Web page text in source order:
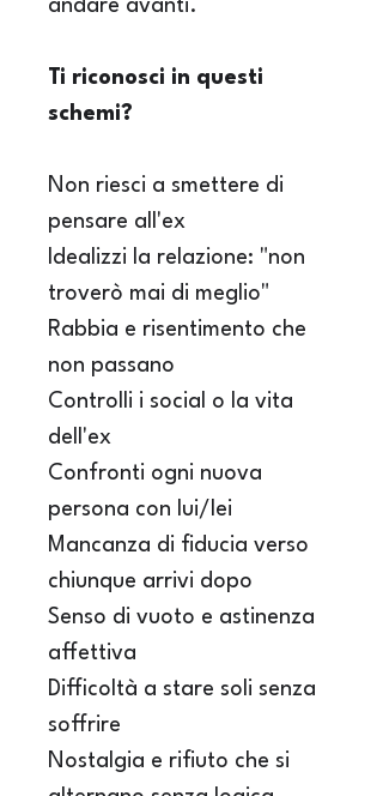
andare avanti.
Ti riconosci in questi
schemi?
Non riesci a smettere di
pensare all'ex
Idealizzi la relazione: "non
troverò mai di meglio"
Rabbia e risentimento che
non passano
Controlli i social o la vita
dell'ex
Confronti ogni nuova
persona con lui/lei
Mancanza di fiducia verso
chiunque arrivi dopo
Senso di vuoto e astinenza
affettiva
Difficoltà a stare soli senza
soffrire
Nostalgia e rifiuto che si